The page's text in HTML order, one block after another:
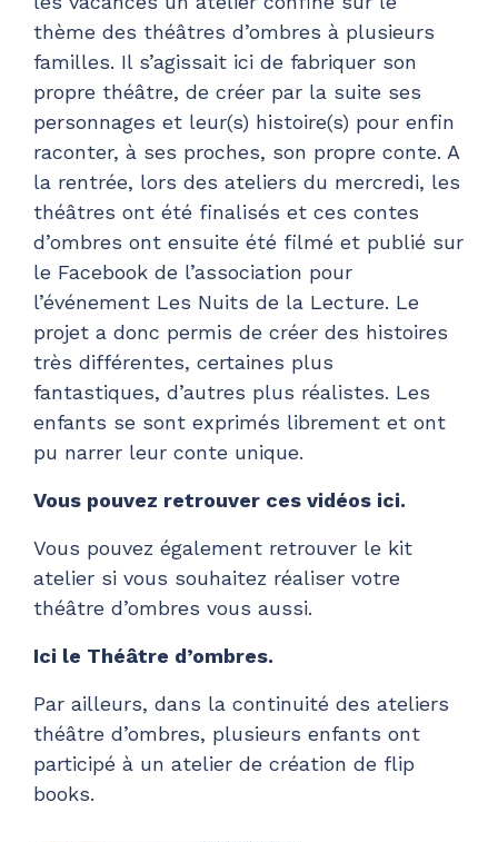
thème des théâtres d’ombres à plusieurs
familles. Il s’agissait ici de fabriquer son
propre théâtre, de créer par la suite ses
personnages et leur(s) histoire(s) pour enfin
raconter, à ses proches, son propre conte. A
la rentrée, lors des ateliers du mercredi, les
théâtres ont été finalisés et ces contes
d’ombres ont ensuite été filmé et publié sur
le Facebook de l’association pour
l’événement Les Nuits de la Lecture. Le
projet a donc permis de créer des histoires
très différentes, certaines plus
fantastiques, d’autres plus réalistes. Les
enfants se sont exprimés librement et ont
pu narrer leur conte unique.
Vous pouvez retrouver ces vidéos ici.
Vous pouvez également retrouver le kit
atelier si vous souhaitez réaliser votre
théâtre d’ombres vous aussi.
Ici le Théâtre d’ombres.
Par ailleurs, dans la continuité des ateliers
théâtre d’ombres, plusieurs enfants ont
participé à un atelier de création de flip
books.